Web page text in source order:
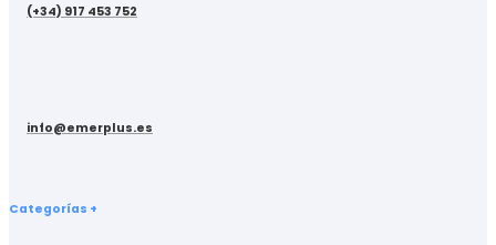
(+34) 917 453 752
info@emerplus.es
Categorías +